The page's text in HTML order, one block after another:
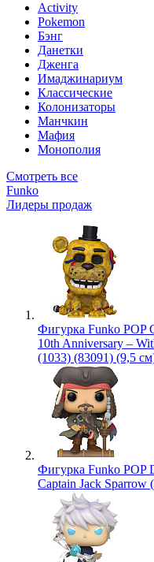
Activity
Pokemon
Бэнг
Данетки
Дженга
Имаджинариум
Классические
Колонизаторы
Манчкин
Мафия
Монополия
Смотреть все
Funko
Лидеры продаж
Фигурка Funko POP
10th Anniversary –
(1033) (83091) (9,5
Фигурка Funko POP
Captain Jack Sparrow